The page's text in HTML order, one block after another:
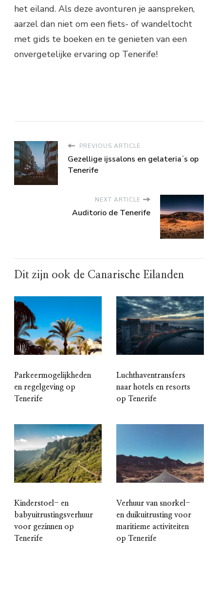
het eiland. Als deze avonturen je aanspreken,
aarzel dan niet om een fiets- of wandeltocht
met gids te boeken en te genieten van een
onvergetelijke ervaring op Tenerife!
PREVIOUS ARTICLE
Gezellige ijssalons en gelateriaʼs op
Tenerife
NEXT ARTICLE
Auditorio de Tenerife
Dit zijn ook de Canarische Eilanden
Parkeermogelijkheden
en regelgeving op
Tenerife
Luchthaventransfers
naar hotels en resorts
op Tenerife
Kinderstoel- en
babyuitrustingsverhuur
voor gezinnen op
Tenerife
Verhuur van snorkel-
en duikuitrusting voor
maritieme activiteiten
op Tenerife